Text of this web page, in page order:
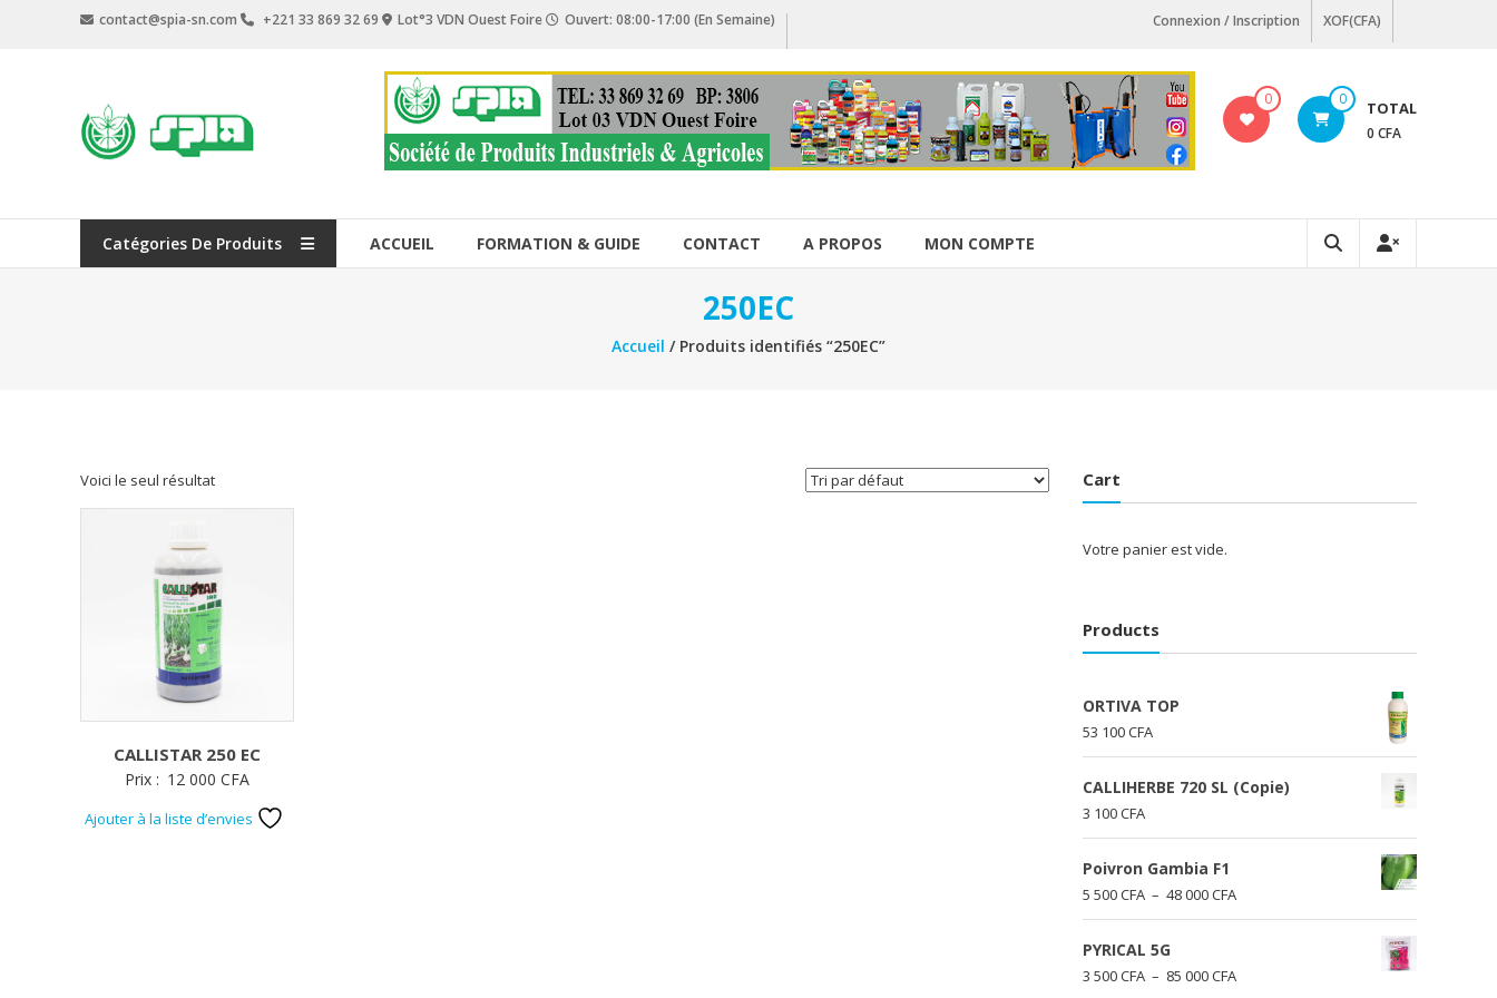
contact@spia-sn.com +221 33 869 32 69 Lot°3 VDN Ouest Foire Ouvert: 08:00-17:00 (En Semaine) Connexion / Inscription XOF(CFA)
SPIA
Société
Industriels
0 0 TOTAL
0 CFA
Catégories De Produits ACCUEIL FORMATION & GUIDE CONTACT A PROPOS MON COMPTE
250EC
Accueil / Produits identifiés “250EC”
Voici le seul résultat
CALLISTAR 250 EC
Prix : 12 000 CFA
Ajouter à la liste d’envies
Cart
Votre panier est vide.
Products
ORTIVA TOP
53 100CFA
CALLIHERBE 720 SL (Copie)
3 100CFA
Poivron Gambia F1
5 500CFA – 48 000CFAPlage
de
PYRICAL 5G
3 500CFA – 85 000CFAPlage